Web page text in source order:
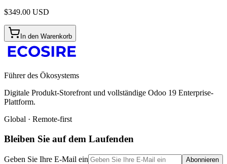
$349.00 USD
In den Warenkorb
Führer des Ökosystems
Digitale Produkt-Storefront und vollständige Odoo 19 Enterprise-
Plattform.
Global · Remote-first
Bleiben Sie auf dem Laufenden
Geben Sie Ihre E-Mail ein Abonnieren